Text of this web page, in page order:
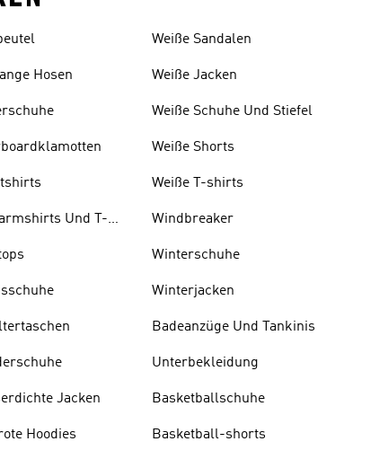
Hosen
Und T-
Jacken
Hoodies
W eiße Sandalen
Weiße Jacken
Weiße Schuhe Und Stiefel
Weiße Shorts
Weiße T-shirts
Windbreaker
Winterschuhe
Winterjacken
Badeanzüge Und Tankinis
Unterbekleidung
Basketballschuhe
Basketball-shorts